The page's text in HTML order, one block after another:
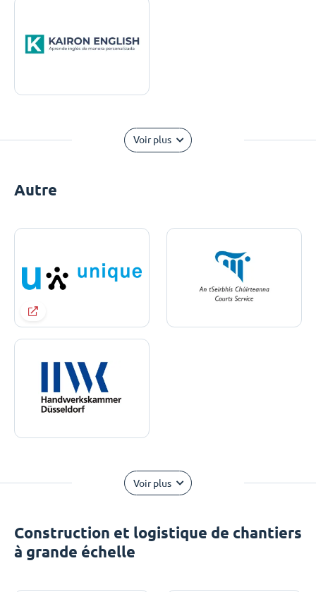
Voir plus
Autre
Voir plus
Construction et logistique de chantiers
à grande échelle